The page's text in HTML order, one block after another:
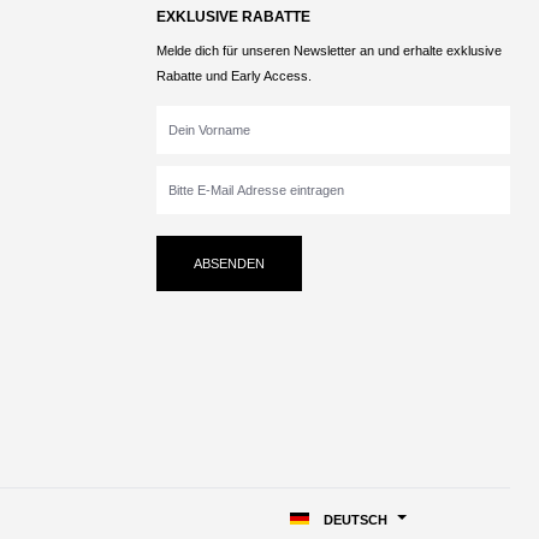
EXKLUSIVE RABATTE
Melde dich für unseren Newsletter an und erhalte exklusive
Rabatte und Early Access.
ABSENDEN
DEUTSCH